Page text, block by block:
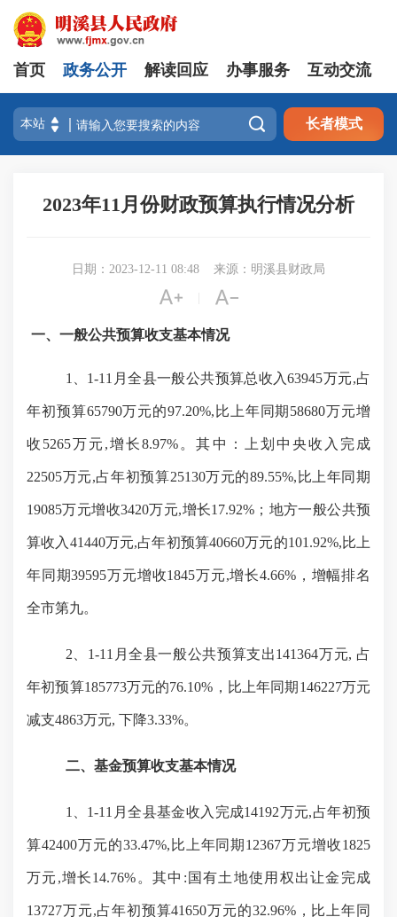
首页 政务公开 解读回应 办事服务 互动交流
 长者模式
2023年11月份财政预算执行情况分析
日期：2023-12-11 08:48 来源：明溪县财政局
 
一、一般公共预算收支基本情况
1、1-11月全县一般公共预算总收入63945万元,占
年初预算65790万元的97.20%,比上年同期58680万元增
收5265万元,增长8.97%。其中：上划中央收入完成
22505万元,占年初预算25130万元的89.55%,比上年同期
19085万元增收3420万元,增长17.92%；地方一般公共预
算收入41440万元,占年初预算40660万元的101.92%,比上
年同期39595万元增收1845万元,增长4.66%，增幅排名
全市第九。
2、1-11月全县一般公共预算支出141364万元, 占
年初预算185773万元的76.10%，比上年同期146227万元
减支4863万元, 下降3.33%。
二、基金预算收支基本情况
1、1-11月全县基金收入完成14192万元,占年初预
算42400万元的33.47%,比上年同期12367万元增收1825
万元,增长14.76%。其中:国有土地使用权出让金完成
13727万元,占年初预算41650万元的32.96%，比上年同